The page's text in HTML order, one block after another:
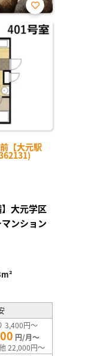
【大元駅
お気
に入
り登
大元学区
ンション
3,400円～
円/月～
22,000円～